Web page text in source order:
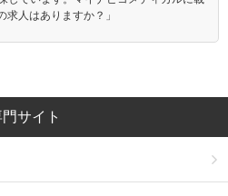
人はありますか？」
サイト